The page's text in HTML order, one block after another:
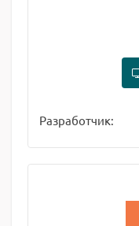
Разработчик: